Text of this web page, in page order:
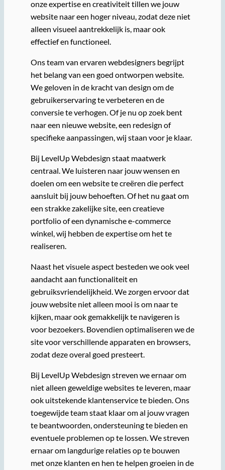
onze expertise en creativiteit tillen we jouw
website naar een hoger niveau, zodat deze niet
alleen visueel aantrekkelijk is, maar ook
effectief en functioneel.
Ons team van ervaren webdesigners begrijpt
het belang van een goed ontworpen website.
We geloven in de kracht van design om de
gebruikerservaring te verbeteren en de
conversie te verhogen. Of je nu op zoek bent
naar een nieuwe website, een redesign of
specifieke aanpassingen, wij staan voor je klaar.
Bij LevelUp Webdesign staat maatwerk
centraal. We luisteren naar jouw wensen en
doelen om een website te creëren die perfect
aansluit bij jouw behoeften. Of het nu gaat om
een strakke zakelijke site, een creatieve
portfolio of een dynamische e-commerce
winkel, wij hebben de expertise om het te
realiseren.
Naast het visuele aspect besteden we ook veel
aandacht aan functionaliteit en
gebruiksvriendelijkheid. We zorgen ervoor dat
jouw website niet alleen mooi is om naar te
kijken, maar ook gemakkelijk te navigeren is
voor bezoekers. Bovendien optimaliseren we de
site voor verschillende apparaten en browsers,
zodat deze overal goed presteert.
Bij LevelUp Webdesign streven we ernaar om
niet alleen geweldige websites te leveren, maar
ook uitstekende klantenservice te bieden. Ons
toegewijde team staat klaar om al jouw vragen
te beantwoorden, ondersteuning te bieden en
eventuele problemen op te lossen. We streven
ernaar om langdurige relaties op te bouwen
met onze klanten en hen te helpen groeien in de